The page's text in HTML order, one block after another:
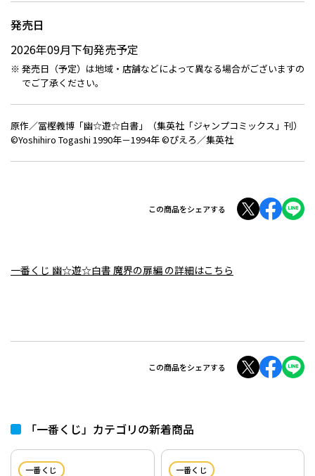
発売日
2026年09月下旬発売予定
発売日（予定）は地域・店舗などによって異なる場合がございますの
でご了承ください。
原作／冨樫義博「幽☆遊☆白書」（集英社「ジャンプコミックス」刊）
©Yoshihiro Togashi 1990年－1994年 ©ぴえろ／集英社
この商品をシェアする
一番くじ 幽☆遊☆白書 魔界の扉編 の詳細はこちら
この商品をシェアする
「一番くじ」カテゴリの新着商品
一番くじ 一番くじ